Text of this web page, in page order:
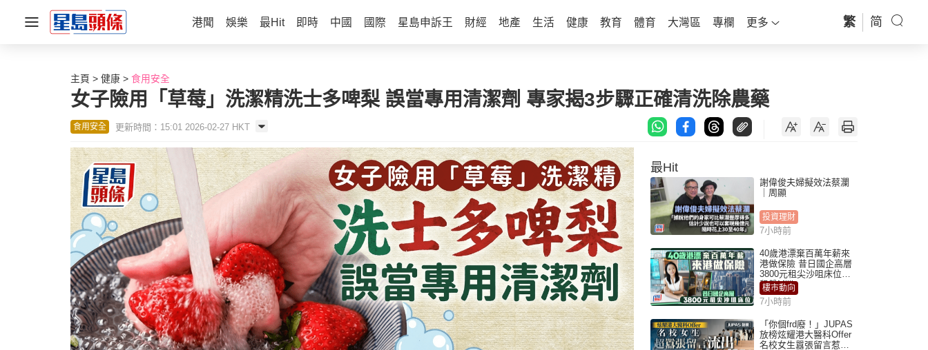
港聞 娛樂 最Hit 即時 中國 國際 星島申訴王 財經 地產 生活 健康 教育 體育 大灣區 專欄 更多 繁 简
主頁 健康 食用安全
女子險用「草莓」洗潔精洗士多啤梨 誤當專用清潔劑 專家揭3步驟正確清洗除農藥
食用安全 更新時間：15:01 2026-02-27 HKT
最Hit
謝偉俊夫婦擬效法蔡瀾
｜周顯
投資理財
7小時前
40歲港漂棄百萬年薪來
港做保險 昔日國企高層
3800元租尖沙咀床位｜
租盤Million
樓市動向
7小時前
「你個frd廢！」JUPAS
放榜炫耀港大醫科Offer
名校女生囂張留言惹眾